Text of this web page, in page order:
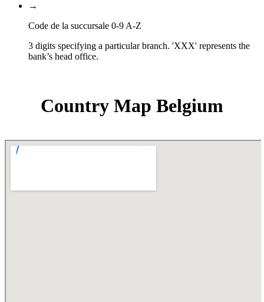
→
Code de la succursale 0-9 A-Z
3 digits specifying a particular branch. 'XXX' represents the
bank’s head office.
Country Map Belgium